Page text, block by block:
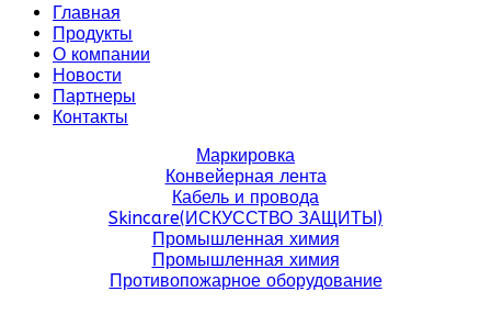
Главная
Продукты
О компании
Новости
Партнеры
Контакты
Маркировка
Конвейерная лента
Кабель и провода
Skincare(ИСКУССТВО ЗАЩИТЫ)
Промышленная химия
Промышленная химия
Противопожарное оборудование